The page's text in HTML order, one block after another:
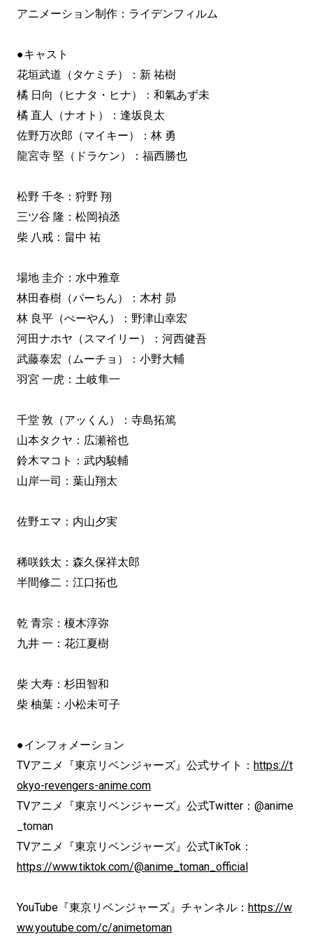
アニメーション制作：ライデンフィルム
●キャスト
花垣武道（タケミチ）：新 祐樹
橘 日向（ヒナタ・ヒナ）：和氣あず未
橘 直人（ナオト）：逢坂良太
佐野万次郎（マイキー）：林 勇
龍宮寺 堅（ドラケン）：福西勝也
松野 千冬：狩野 翔
三ツ谷 隆：松岡禎丞
柴 八戒：畠中 祐
場地 圭介：水中雅章
林田春樹（パーちん）：木村 昴
林 良平（ぺーやん）：野津山幸宏
河田ナホヤ（スマイリー）：河西健吾
武藤泰宏（ムーチョ）：小野大輔
羽宮 一虎：土岐隼一
千堂 敦（アッくん）：寺島拓篤
山本タクヤ：広瀬裕也
鈴木マコト：武内駿輔
山岸一司：葉山翔太
佐野エマ：内山夕実
稀咲鉄太：森久保祥太郎
半間修二：江口拓也
乾 青宗：榎木淳弥
九井 一：花江夏樹
柴 大寿：杉田智和
柴 柚葉：小松未可子
●インフォメーション
TVアニメ『東京リベンジャーズ』公式サイト： https://t
okyo-revengers-anime.com
TVアニメ『東京リベンジャーズ』公式Twitter：@anime
_toman
TVアニメ『東京リベンジャーズ』公式TikTok：
https://www.tiktok.com/@anime_toman_official
YouTube『東京リベンジャーズ』チャンネル： https://w
ww.youtube.com/c/animetoman